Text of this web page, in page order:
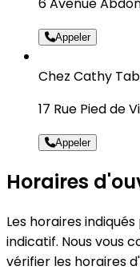
Appeler
Chez Cathy
17 Rue Pied de
Appeler
Horaires
Les horaires
indicatif. Nous vous
vérifier les horaires